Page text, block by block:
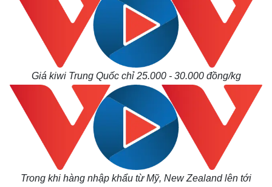
Giá kiwi Trung Quốc chỉ 25.000 - 30.000 đồng/kg
Trong khi hàng nhập khẩu từ Mỹ, New Zealand lên tới